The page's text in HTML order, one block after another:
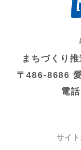
まちづくり
〒486-8686
電
サイ